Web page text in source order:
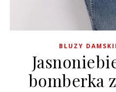
BLUZY
bomberka